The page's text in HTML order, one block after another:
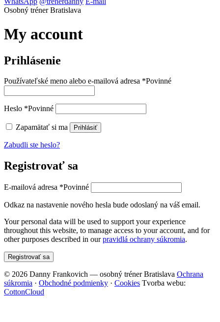
Osobný tréner Bratislava
My account
Prihlásenie
Používateľské meno alebo e-mailová adresa *Povinné
Heslo *Povinné
Zapamätať si ma Prihlásiť
Zabudli ste heslo?
Registrovať sa
E-mailová adresa *Povinné
Odkaz na nastavenie nového hesla bude odoslaný na váš email.
Your personal data will be used to support your experience
throughout this website, to manage access to your account, and for
other purposes described in ourpravidlá ochrany súkromia.
Registrovať sa
© 2026 Danny Frankovich — osobný tréner Bratislava Ochrana
súkromia · Obchodné podmienky · Cookies Tvorba webu:
CottonCloud